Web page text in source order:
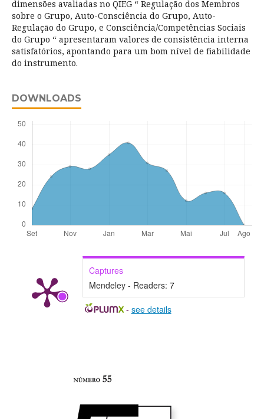
dimensões avaliadas no QIEG “ Regulação dos Membros
sobre o Grupo, Auto-Consciência do Grupo, Auto-
Regulação do Grupo, e Consciência/Competências Sociais
do Grupo “ apresentaram valores de consistência interna
satisfatórios, apontando para um bom nível de fiabilidade
do instrumento.
DOWNLOADS
Captures
Mendeley - Readers: 7
- see details